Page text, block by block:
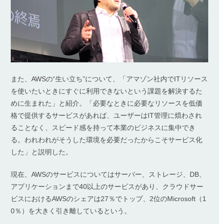
また、AWSの“生い立ち”について、「アマゾン社内でITリソース
を使いたいときにすぐに利用できないという課題を解決するた
めに生まれた」と紹介。「必要なときに必要なリソースを低価
格で提供するサービスがあれば、ユーザーはIT管理に煩わされ
ることなく、スピード感を持って本業のビジネスに集中でき
る。われわれがそうした環境を必要だったからこそサービス化
した」と説明した。
現在、AWSのサービスについてはサーバー、ストレージ、DB、
アプリケーションまで40以上のサービスがあり、クラウドサー
ビスにおけるAWSのシェアは27％でトップ、2位のMicrosoft（1
0％）を大きく引き離しているという。